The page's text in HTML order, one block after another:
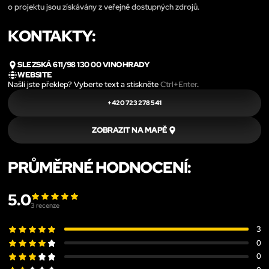
o projektu jsou získávány z veřejně dostupných zdrojů.
KONTAKTY:
SLEZSKÁ 611/98 130 00 VINOHRADY
WEBSITE
Našli jste překlep? Vyberte text a stiskněteCtrl+Enter.
+420 723 278 541
ZOBRAZIT NA MAPĚ
PRŮMĚRNÉ HODNOCENÍ:
5.03 recenze
3
0
0